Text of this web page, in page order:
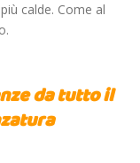
calde. Come al
da tutto il